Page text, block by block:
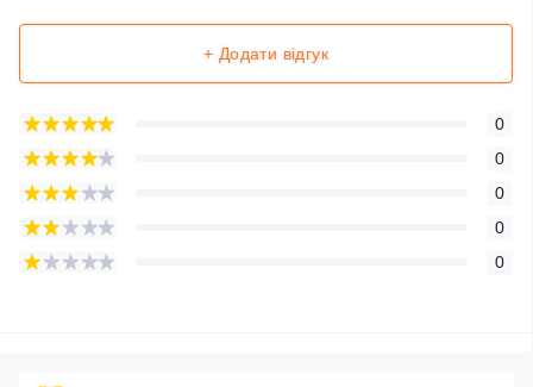
+ Додати відгук
0
0
0
0
0